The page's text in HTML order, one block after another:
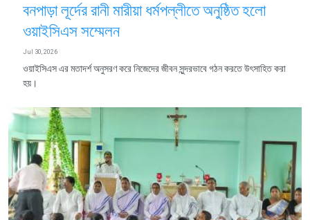
বনপাড়া লূর্দের রানী মারীয়া ধর্মপল্লীতে অনুষ্ঠিত হলো
ওয়াইসিএস সম্মেলন
Jul 30, 2026
ওয়াইসিএস এর মতাদর্শ অনুসরণ করে নিজেদের জীবন সুন্দরভাবে গঠন করতে উৎসাহিত করা
হয়।